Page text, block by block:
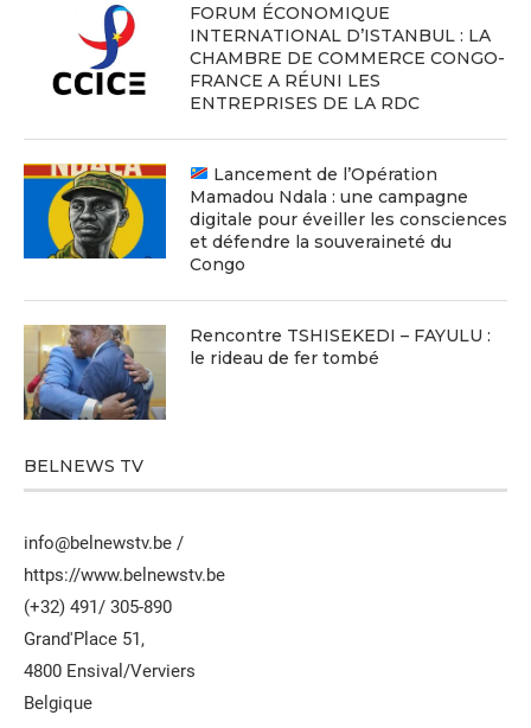
FORUM ÉCONOMIQUE
INTERNATIONAL D’ISTANBUL : LA
CHAMBRE DE COMMERCE CONGO-
FRANCE A RÉUNI LES
ENTREPRISES DE LA RDC
Lancement de l’Opération
Mamadou Ndala : une campagne
digitale pour éveiller les consciences
et défendre la souveraineté du
Congo
Rencontre TSHISEKEDI – FAYULU :
le rideau de fer tombé
BELNEWS TV
info@belnewstv.be /
https://www.belnewstv.be
(+32) 491/ 305-890
Grand'Place 51,
4800 Ensival/Verviers
Belgique